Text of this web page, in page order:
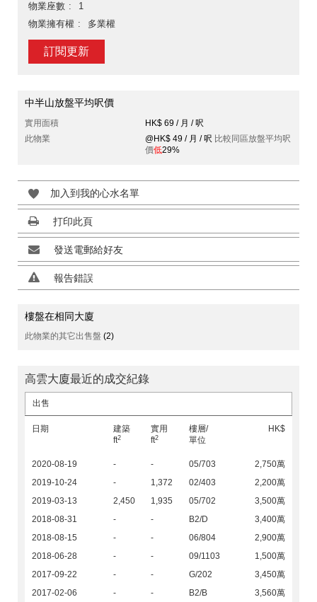
物業座數
1
物業擁有權
多業權
訂閱更新
中半山放盤平均呎價
實用面積
HK$ 69 / 月 / 呎
此物業
@HK$ 49 / 月 / 呎 比較同區放盤平均呎
價低29%
加入到我的心水名單
打印此頁
發送電郵給好友
報告錯誤
樓盤在相同大廈
此物業的其它出售盤 (2)
高雲大廈最近的成交紀錄
出售
日期
建築
ft2
實用
ft2
樓層/
單位
HK$
2020-08-19 - - 05/703
2,750萬
2019-10-24
- 1,372 02/403
2,200萬
2019-03-13
2,450 1,935 05/702
3,500萬
2018-08-31
- - B2/D
3,400萬
2018-08-15
- - 06/804
2,900萬
2018-06-28
- - 09/1103
1,500萬
2017-09-22
- - G/202
3,450萬
2017-02-06
- - B2/B 3,560萬